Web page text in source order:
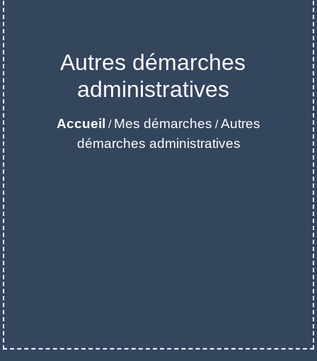
Autres démarches
administratives
Accueil / Mes démarches /Autres
démarches administratives